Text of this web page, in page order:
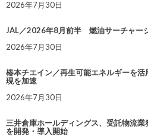
2026年7月30日
JAL／2026年8月前半 燃油サーチャー
2026年7月30日
椿本チエイン／再生可能エネルギーを
現を加速
2026年7月30日
三井倉庫ホールディングス、受託物流業
を開発・導入開始